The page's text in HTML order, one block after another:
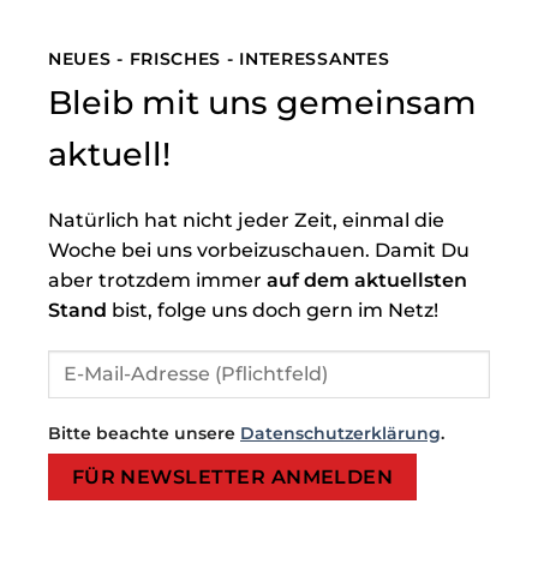
NEUES - FRISCHES - INTERESSANTES
Bleib mit uns gemeinsam
aktuell!
Natürlich hat nicht jeder Zeit, einmal die
Woche bei uns vorbeizuschauen. Damit Du
aber trotzdem immer auf dem aktuellsten
Stand bist, folge uns doch gern im Netz!
Bitte beachte unsere Datenschutzerklärung.
Bitte lasse dieses Feld leer.
Bitte lasse dieses Feld leer.